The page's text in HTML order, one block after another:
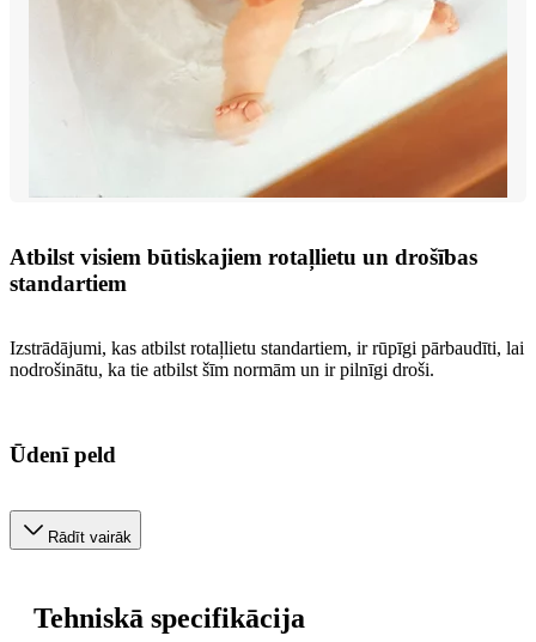
Atbilst visiem būtiskajiem rotaļlietu un drošības
standartiem
Izstrādājumi, kas atbilst rotaļlietu standartiem, ir rūpīgi pārbaudīti, lai
nodrošinātu, ka tie atbilst šīm normām un ir pilnīgi droši.
Ūdenī peld
Rādīt vairāk
Tehniskā specifikācija